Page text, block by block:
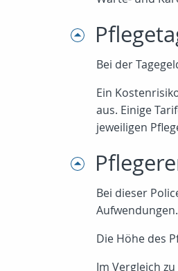
Bei der
Ein
aus. Einige
jeweiligen
Bei dieser
Aufwendungen.
Die Höhe des
Im Vergleich